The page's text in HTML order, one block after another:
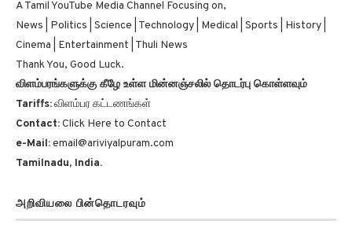
News | Politics | Science | Technology | Medical | Sports | History |
Cinema | Entertainment | Thuli News
Thank You, Good Luck.
விளம்பரங்களுக்கு கீழே உள்ள மின்னஞ்சலில் தொடர்பு கொள்ளவும்
Tariffs:விளம்பர கட்டணங்கள்
Contact:Click Here to Contact
e-Mail: email@ariviyalpuram.com
Tamilnadu, India.